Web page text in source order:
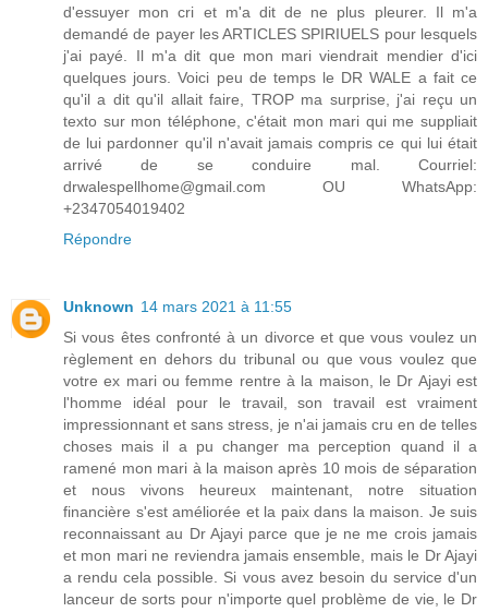
d'essuyer mon cri et m'a dit de ne plus pleurer. Il m'a
demandé de payer les ARTICLES SPIRIUELS pour lesquels
j'ai payé. Il m'a dit que mon mari viendrait mendier d'ici
quelques jours. Voici peu de temps le DR WALE a fait ce
qu'il a dit qu'il allait faire, TROP ma surprise, j'ai reçu un
texto sur mon téléphone, c'était mon mari qui me suppliait
de lui pardonner qu'il n'avait jamais compris ce qui lui était
arrivé de se conduire mal. Courriel:
drwalespellhome@gmail.com OU WhatsApp:
+2347054019402
Répondre
Unknown 14 mars 2021 à 11:55
Si vous êtes confronté à un divorce et que vous voulez un
règlement en dehors du tribunal ou que vous voulez que
votre ex mari ou femme rentre à la maison, le Dr Ajayi est
l'homme idéal pour le travail, son travail est vraiment
impressionnant et sans stress, je n'ai jamais cru en de telles
choses mais il a pu changer ma perception quand il a
ramené mon mari à la maison après 10 mois de séparation
et nous vivons heureux maintenant, notre situation
financière s'est améliorée et la paix dans la maison. Je suis
reconnaissant au Dr Ajayi parce que je ne me crois jamais
et mon mari ne reviendra jamais ensemble, mais le Dr Ajayi
a rendu cela possible. Si vous avez besoin du service d'un
lanceur de sorts pour n'importe quel problème de vie, le Dr